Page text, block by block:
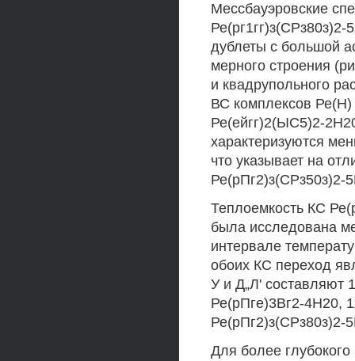
Мессбауэровские
дублеты с большой
мерного строения
и квадрупольного
ВС комплексов Ре(Н)
Ре(ейгг)2(ЫС5)2-
характеризуются
что указывает на
Ре(рПг2)з(СРз50з)2-
Теплоемкость КС
была исследована
интервале
обоих КС переход
У и Д„Л' составляют
Ре(рПге)3Вг2-4Н20,
Ре(рПг2)з(СРз80з)2-
Для более